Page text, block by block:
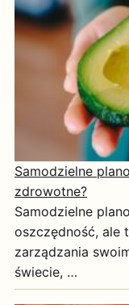
Samodzielne
zdrowotne?
Samodzielne
oszczędność, ale
zarządzania
świecie, …